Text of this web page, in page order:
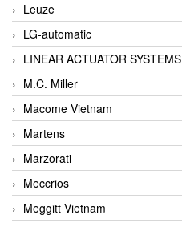
Leuze
LG-automatic
LINEAR ACTUATOR SYSTEMS
M.C. Miller
Macome Vietnam
Martens
Marzorati
Meccrios
Meggitt Vietnam